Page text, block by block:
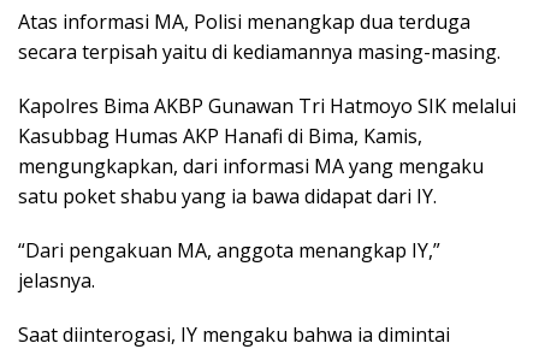
Atas informasi MA, Polisi menangkap dua terduga
secara terpisah yaitu di kediamannya masing-masing.
Kapolres Bima AKBP Gunawan Tri Hatmoyo SIK melalui
Kasubbag Humas AKP Hanafi di Bima, Kamis,
mengungkapkan, dari informasi MA yang mengaku
satu poket shabu yang ia bawa didapat dari IY.
“Dari pengakuan MA, anggota menangkap IY,”
jelasnya.
Saat diinterogasi, IY mengaku bahwa ia dimintai